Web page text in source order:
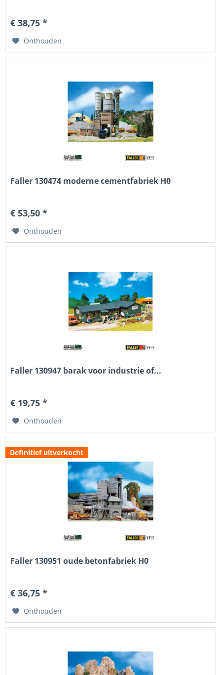
€ 38,75 *
Onthouden
Faller 130474 moderne cementfabriek H0
€ 53,50 *
Onthouden
Faller 130947 barak voor industrie of...
€ 19,75 *
Onthouden
Definitief uitverkocht
Faller 130951 oude betonfabriek H0
€ 36,75 *
Onthouden